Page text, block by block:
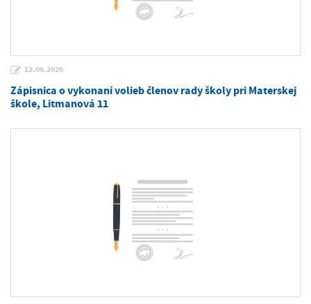
12.06.2026
Zápisnica o vykonaní volieb členov rady školy pri Materskej
škole, Litmanová 11